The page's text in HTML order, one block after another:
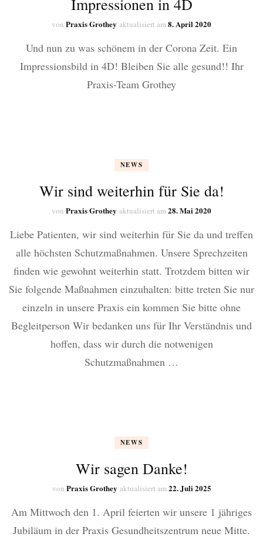
von Praxis Grothey aktualisiert am 8. April 2020
Und nun zu was schönem in der Corona Zeit. Ein
Impressionsbild in 4D! Bleiben Sie alle gesund!! Ihr
Praxis-Team Grothey
NEWS
Wir sind weiterhin für Sie da!
von Praxis Grothey aktualisiert am 28. Mai 2020
Liebe Patienten, wir sind weiterhin für Sie da und treffen
alle höchsten Schutzmaßnahmen. Unsere Sprechzeiten
finden wie gewohnt weiterhin statt. Trotzdem bitten wir
Sie folgende Maßnahmen einzuhalten: bitte treten Sie nur
einzeln in unsere Praxis ein kommen Sie bitte ohne
Begleitperson Wir bedanken uns für Ihr Verständnis und
hoffen, dass wir durch die notwenigen
Schutzmaßnahmen …
NEWS
Wir sagen Danke!
von Praxis Grothey aktualisiert am 22. Juli 2025
Am Mittwoch den 1. April feierten wir unsere 1 jähriges
Jubiläum in der Praxis Gesundheitszentrum neue Mitte.